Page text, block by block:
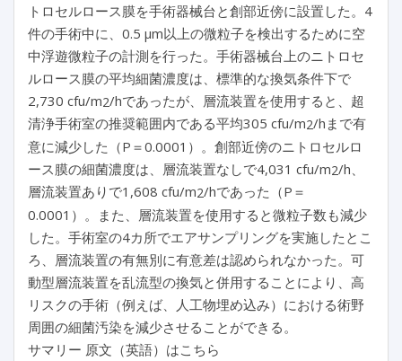
トロセルロース膜を手術器械台と創部近傍に設置した。4
件の手術中に、0.5 μm以上の微粒子を検出するために空
中浮遊微粒子の計測を行った。手術器械台上のニトロセ
ルロース膜の平均細菌濃度は、標準的な換気条件下で
2,730 cfu/m2/hであったが、層流装置を使用すると、超
清浄手術室の推奨範囲内である平均305 cfu/m2/hまで有
意に減少した（P＝0.0001）。創部近傍のニトロセルロ
ース膜の細菌濃度は、層流装置なしで4,031 cfu/m2/h、
層流装置ありで1,608 cfu/m2/hであった（P＝
0.0001）。また、層流装置を使用すると微粒子数も減少
した。手術室の4カ所でエアサンプリングを実施したとこ
ろ、層流装置の有無別に有意差は認められなかった。可
動型層流装置を乱流型の換気と併用することにより、高
リスクの手術（例えば、人工物埋め込み）における術野
周囲の細菌汚染を減少させることができる。
サマリー 原文（英語）はこちら